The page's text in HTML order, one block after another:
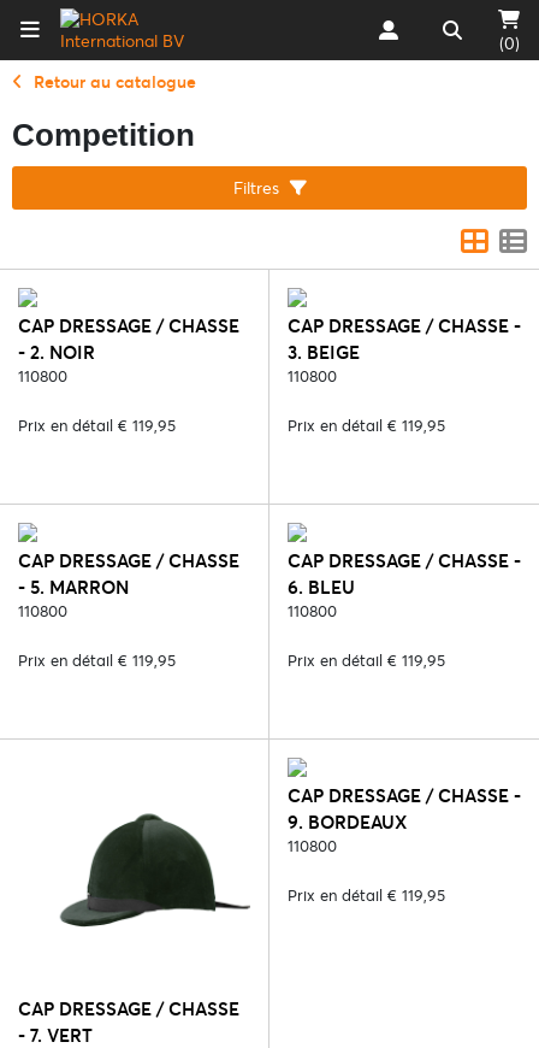
(0)
Retour au catalogue
Competition
Filtres
CAP DRESSAGE / CHASSE
- 2. NOIR
110800
Prix en détail € 119,95
CAP DRESSAGE / CHASSE -
3. BEIGE
110800
Prix en détail € 119,95
CAP DRESSAGE / CHASSE
- 5. MARRON
110800
Prix en détail € 119,95
CAP DRESSAGE / CHASSE -
6. BLEU
110800
Prix en détail € 119,95
CAP DRESSAGE / CHASSE
- 7. VERT
CAP DRESSAGE / CHASSE -
9. BORDEAUX
110800
Prix en détail € 119,95